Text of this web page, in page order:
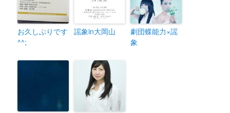
お久しぶりです
^^;
謡象in大岡山
劇団蝶能力×謡
象